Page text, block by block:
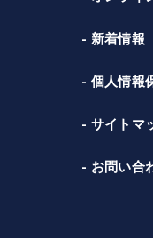
新着情報
個人情報
サイトマ
お問い合